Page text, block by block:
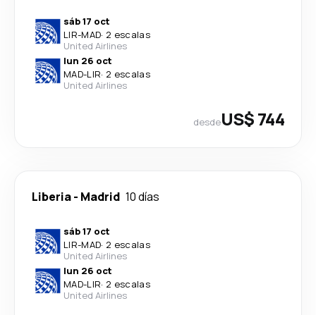
sáb 17 oct
LIR-MAD· 2 escalas
United Airlines
lun 26 oct
MAD-LIR· 2 escalas
United Airlines
desdeUS$ 744
Liberia- Madrid 10 días
sáb 17 oct
LIR-MAD· 2 escalas
United Airlines
lun 26 oct
MAD-LIR· 2 escalas
United Airlines